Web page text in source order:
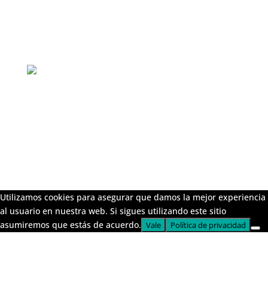
Utilizamos cookies para asegurar que damos la mejor experiencia
al usuario en nuestra web. Si sigues utilizando este sitio
asumiremos que estás de acuerdo. Vale Política de privacidad